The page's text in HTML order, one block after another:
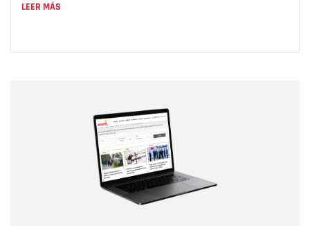
LEER MÁS
Correo electrónico
Tipo de comentario